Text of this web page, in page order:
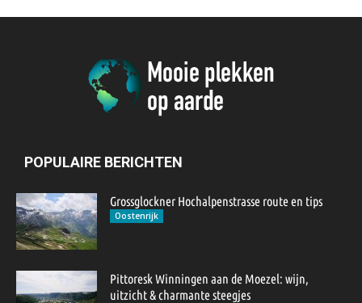
POPULAIRE BERICHTEN
Grossglockner Hochalpenstrasse route en tips
Oostenrijk
Pittoresk Winningen aan de Moezel: wijn,
uitzicht & charmante steegjes